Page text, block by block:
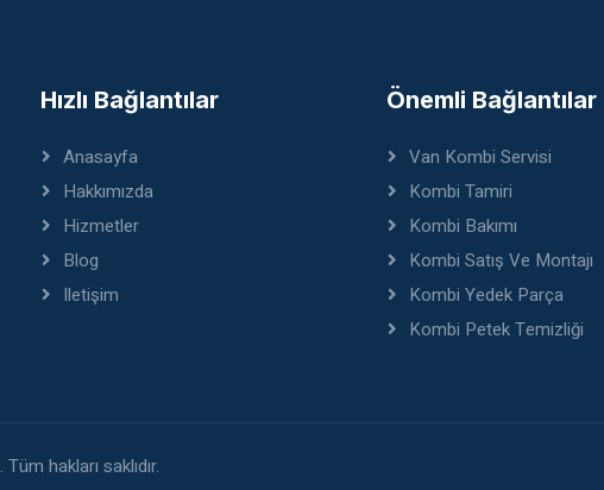
Hızlı Bağlantılar
Anasayfa
Hakkımızda
Hizmetler
Blog
Iletişim
Önemli Bağlantılar
Van Kombi Servisi
Kombi Tamiri
Kombi Bakımı
Kombi Satış Ve Montajı
Kombi Yedek Parça
Kombi Petek Temizliği
. Tüm hakları saklıdır.